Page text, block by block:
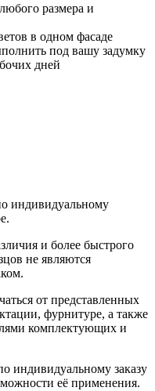
размера и
в одном фасаде
под вашу задумку
дней
индивидуальному
и более быстрого
не являются
от представленных
фурнитуре, а также
комплектующих и
индивидуальному заказу
её применения.